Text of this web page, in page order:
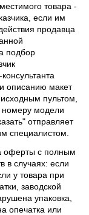
товара -
если им
продавца
подбор
описанию макет
пультом,
номеру модели
отправляет
специалистом.
оферты с полным
в случаях: если
у товара при
заводской
упаковка,
опечатка или